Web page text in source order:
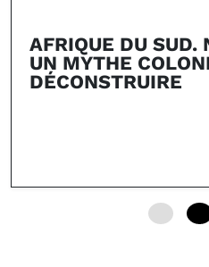
AFRIQUE DU SUD.
UN MYTHE
DÉCONSTRUIRE